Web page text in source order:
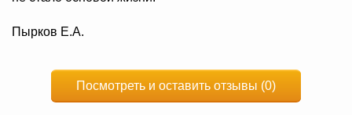
Пырков Е.А.
Посмотреть и оставить отзывы (0)